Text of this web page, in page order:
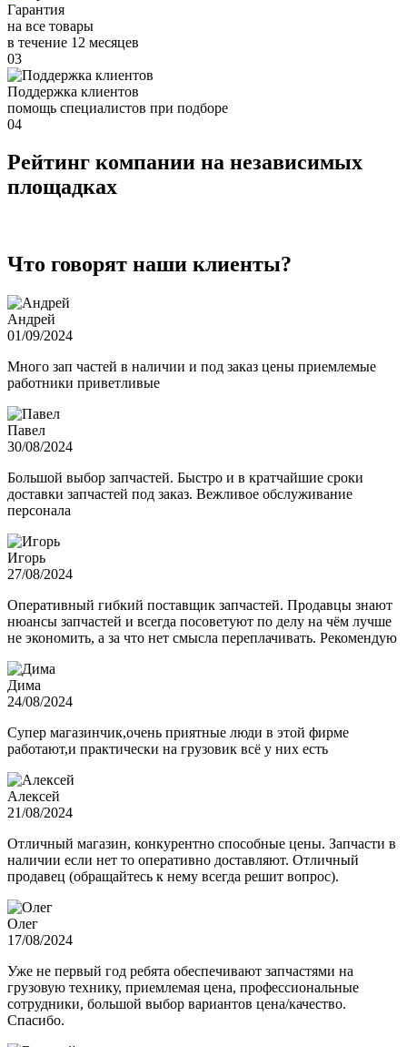
Гарантия
на все товары
в течение 12 месяцев
03
Поддержка клиентов
помощь специалистов при подборе
04
Рейтинг компании на независимых
площадках
Что говорят наши клиенты?
Андрей
01/09/2024
Много зап частей в наличии и под заказ цены приемлемые
работники приветливые
Павел
30/08/2024
Большой выбор запчастей. Быстро и в кратчайшие сроки
доставки запчастей под заказ. Вежливое обслуживание
персонала
Игорь
27/08/2024
Оперативный гибкий поставщик запчастей. Продавцы знают
нюансы запчастей и всегда посоветуют по делу на чём лучше
не экономить, а за что нет смысла переплачивать. Рекомендую
Дима
24/08/2024
Супер магазинчик,очень приятные люди в этой фирме
работают,и практически на грузовик всё у них есть
Алексей
21/08/2024
Отличный магазин, конкурентно способные цены. Запчасти в
наличии если нет то оперативно доставляют. Отличный
продавец (обращайтесь к нему всегда решит вопрос).
Олег
17/08/2024
Уже не первый год ребята обеспечивают запчастями на
грузовую технику, приемлемая цена, профессиональные
сотрудники, большой выбор вариантов цена/качество.
Спасибо.